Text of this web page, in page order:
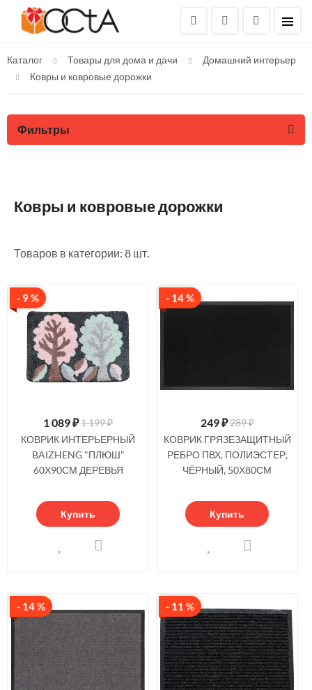
Каталог Товары для дома и дачи
Домашний интерьер
Ковры и ковровые дорожки
Фильтры
Ковры и ковровые дорожки
Товаров в категории: 8 шт.
- 9 %
1 089₽1 199 ₽
КОВРИК ИНТЕРЬЕРНЫЙ
BAIZHENG "ПЛЮШ"
60Х90СМ ДЕРЕВЬЯ
Купить
- 14 %
249₽289 ₽
КОВРИК ГРЯЗЕЗАЩИТНЫЙ
РЕБРО ПВХ, ПОЛИЭСТЕР,
ЧЁРНЫЙ, 50Х80СМ
Купить
- 14 % - 11 %